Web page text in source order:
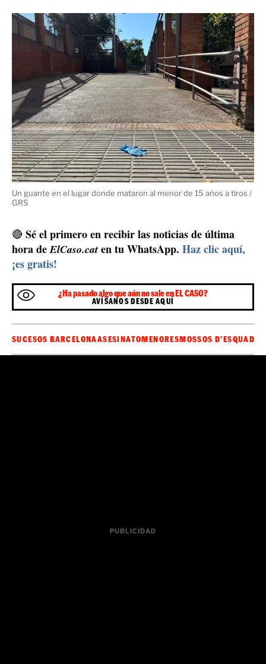
Un guante en el lugar donde mataron al menor de 15 años a tiros /
GRS
🔴 Sé el primero en recibir las noticias de última
hora deElCaso.cat en tu WhatsApp. Haz clic aquí,
¡es gratis!
¿Ha pasado algo que aún no sale en EL CASO?
AVÍSANOS DESDE AQUÍ
SUCESOS BARCELONAASESINATOMENORESMOSSOS D'ESQUADRA